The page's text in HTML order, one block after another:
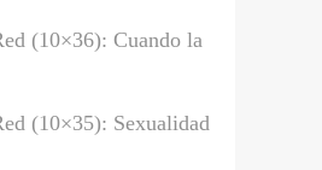
(10×36): Cuando la
(10×35): Sexualidad